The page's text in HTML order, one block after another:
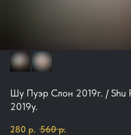
Шу Пуэр Слон 2019г. / Shu
2019у.
280 р. 560 р.